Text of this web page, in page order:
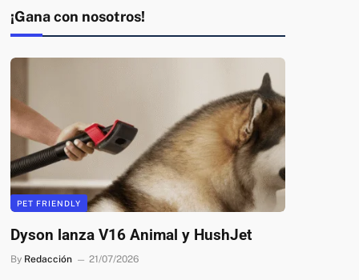
¡Gana con nosotros!
PET FRIENDLY
Dyson lanza V16 Animal y HushJet
By Redacción 21/07/2026